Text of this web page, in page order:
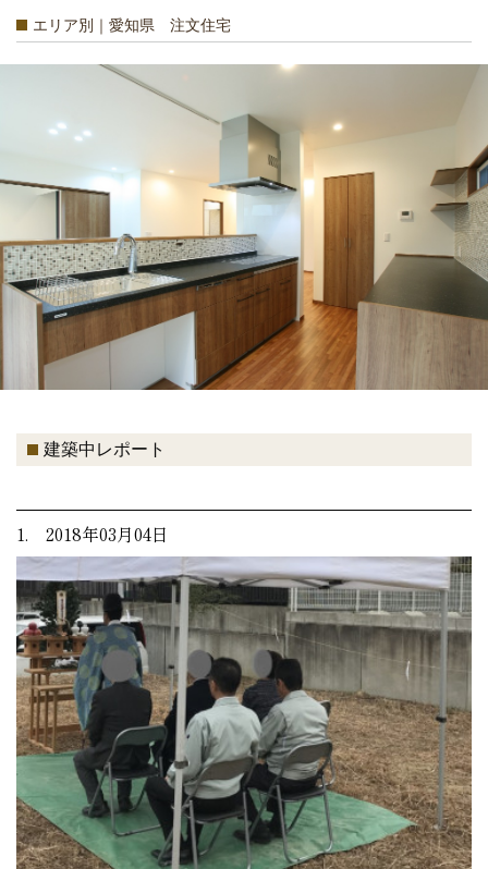
エリア別｜愛知県 注文住宅
建築中レポート
1. 2018年03月04日